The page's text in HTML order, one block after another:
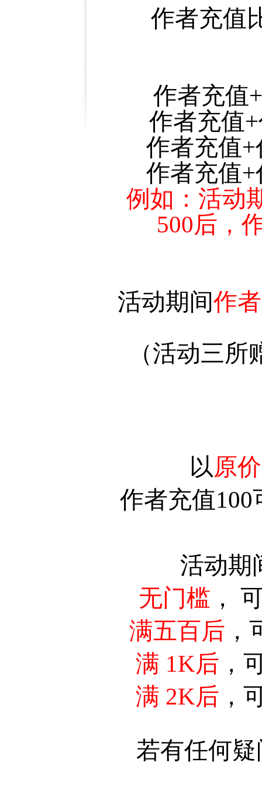
作者充值
作者充值
作者充值
作者充值
作者充值
例如：活动
500后，
活动期间作
（活动三
以原
作者充值100
活动期
无门槛 ，
满五百后
满 1K后 ，
满 2K后 ，
若有任何